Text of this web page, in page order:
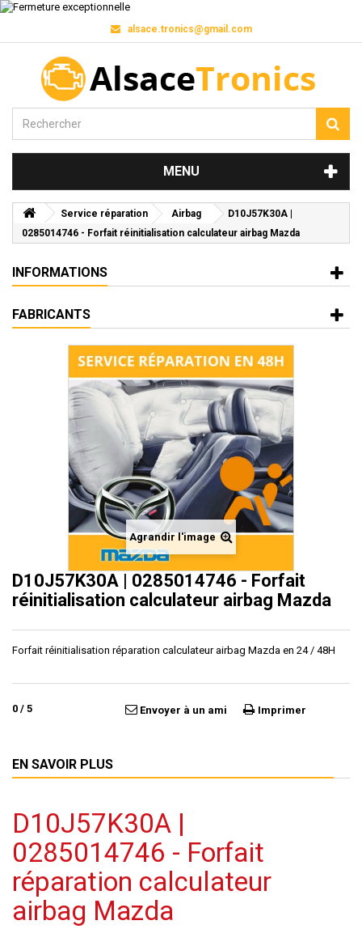
alsace.tronics@gmail.com
MENU
Service réparation Airbag
D10J57K30A |
0285014746 - Forfait réinitialisation calculateur airbag Mazda
INFORMATIONS
FABRICANTS
Agrandir l'image
D10J57K30A | 0285014746 - Forfait
réinitialisation calculateur airbag Mazda
Forfait réinitialisation réparation calculateur airbag Mazda en 24 / 48H
0 / 5 Envoyer à un ami Imprimer
EN SAVOIR PLUS
D10J57K30A |
0285014746 - Forfait
réparation calculateur
airbag Mazda